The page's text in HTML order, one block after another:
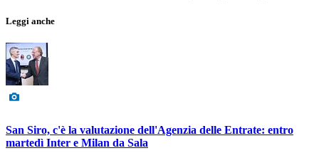
Leggi anche
San Siro, c'è la valutazione dell'Agenzia delle Entrate: entro
martedì Inter e Milan da Sala